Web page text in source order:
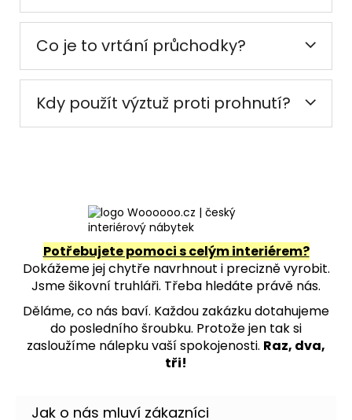
Co je to vrtání průchodky?
Kdy použít výztuž proti prohnutí?
Potřebujete pomoci s celým interiérem?
Dokážeme jej chytře navrhnout i precizně vyrobit.
Jsme šikovní truhláři. Třeba hledáte právě nás.
Děláme, co nás baví. Každou zakázku dotahujeme
do posledního šroubku. Protože jen tak si
zasloužíme nálepku vaší spokojenosti. Raz, dva,
tři!